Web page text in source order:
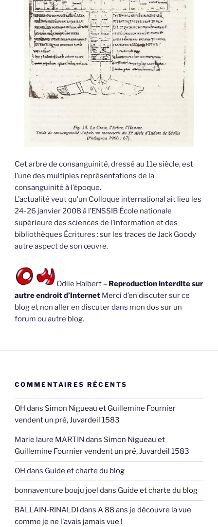
Cet arbre de consanguinité, dressé au 11e siècle, est
l’une des multiples représentations de la
consanguinité à l’époque.
L’actualité veut qu’un Colloque international ait lieu les
24-26 janvier 2008 à l’ENSSIB École nationale
supérieure des sciences de l’information et des
bibliothèques Écritures : sur les traces de Jack Goody
autre aspect de son œuvre.
Odile Halbert – Reproduction interdite sur
autre endroit d’Internet Merci d’en discuter sur ce
blog et non aller en discuter dans mon dos sur un
forum ou autre blog.
COMMENTAIRES RÉCENTS
OH dans Simon Nigueau et Guillemine Fournier
vendent un pré, Juvardeil 1583
Marie laure MARTIN dans Simon Nigueau et
Guillemine Fournier vendent un pré, Juvardeil 1583
OH dans Guide et charte du blog
bonnaventure bouju joel dans Guide et charte du blog
BALLAIN-RINALDI dans A 88 ans je découvre la vue
comme je ne l’avais jamais vue !